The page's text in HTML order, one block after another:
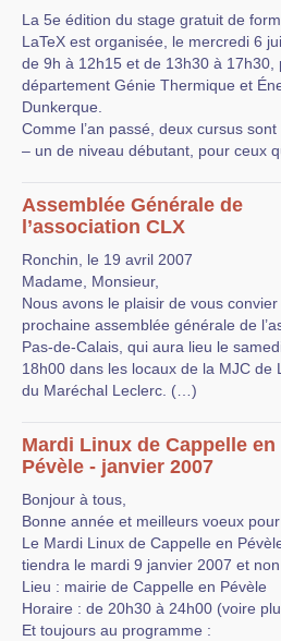
La 5e édition du stage gratuit de
LaTeX est organisée, le mercredi 6
de 9h à 12h15 et de 13h30 à 17h30,
département Génie Thermique et
Dunkerque.
Comme l’an passé, deux cursus
– un de niveau débutant, pour ceux
Assemblée Générale de
l’association CLX
Ronchin, le 19 avril 2007
Madame, Monsieur,
Nous avons le plaisir de vous convier
prochaine assemblée générale de
Pas-de-Calais, qui aura lieu le
18h00 dans les locaux de la MJC de
du Maréchal Leclerc. (…)
Mardi Linux de Cappelle en
Pévèle - janvier 2007
Bonjour à tous,
Bonne année et meilleurs voeux
Le Mardi Linux de Cappelle en
tiendra le mardi 9 janvier 2007 et
Lieu : mairie de Cappelle en Pévèle
Horaire : de 20h30 à 24h00 (voire
Et toujours au programme :